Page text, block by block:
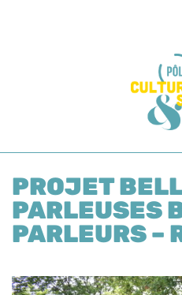
PROJET
PARLEUSES
PARLEURS –